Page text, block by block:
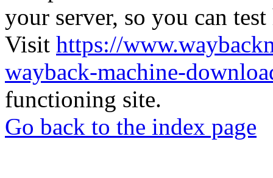
your server, so you can
Visit https://
wayback-machine-
functioning site.
Go back to the index page